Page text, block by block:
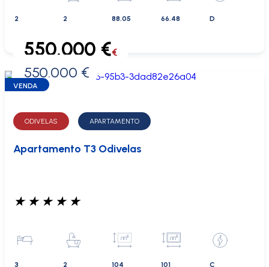
2 2 88.05 66.48 D
0 €
550.000 €€
550.000 €
VENDA
ODIVELAS APARTAMENTO
Apartamento T3 Odivelas
★ ★ ★ ★ ★
3 2 104 101 C